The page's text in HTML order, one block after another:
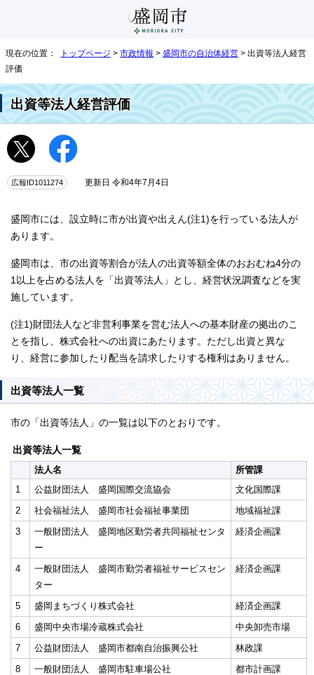
現在の位置： トップページ > 市政情報 > 盛岡市の自治体経営 > 出資等法人経営
評価
出資等法人経営評価
広報ID1011274 更新日 令和4年7月4日
盛岡市には、設立時に市が出資や出えん(注1)を行っている法人が
あります。
盛岡市は、市の出資等割合が法人の出資等額全体のおおむね4分の
1以上を占める法人を「出資等法人」とし、経営状況調査などを実
施しています。
(注1)財団法人など非営利事業を営む法人への基本財産の拠出のこ
とを指し、株式会社への出資にあたります。ただし出資と異な
り、経営に参加したり配当を請求したりする権利はありません。
出資等法人一覧
市の「出資等法人」の一覧は以下のとおりです。
出資等法人一覧
法人名
所管課
1
公益財団法人 盛岡国際交流協会
文化国際課
2
社会福祉法人 盛岡市社会福祉事業団
地域福祉課
3
一般財団法人 盛岡地区勤労者共同福祉センタ
ー
経済企画課
4
一般財団法人 盛岡市勤労者福祉サービスセン
ター
経済企画課
5 盛岡まちづくり株式会社
経済企画課
6
盛岡中央市場冷蔵株式会社
中央卸売市場
7
公益財団法人 盛岡市都南自治振興公社
林政課
8
一般財団法人 盛岡市駐車場公社
都市計画課